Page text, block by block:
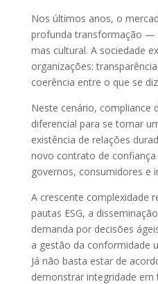
Nos últimos anos, o
profunda transformação —
mas cultural. A sociedade
organizações:
coerência entre o que se
Neste cenário, compliance
diferencial para se tornar
existência de relações
novo contrato de
governos, consumidores e
A crescente complexidade
pautas ESG, a
demanda por decisões
a gestão da conformidade
Já não basta estar de
demonstrar integridade em